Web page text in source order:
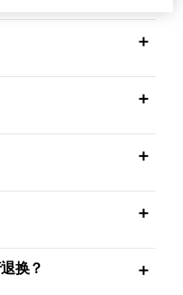
换？